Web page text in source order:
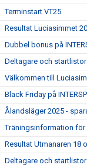
Terminstart VT25
Resultat Luciasimmet
Dubbel bonus på
Deltagare och
Välkommen till
Black Friday på
Ålandsläger 2025 -
Träningsinformation för
Resultat Utmanaren 18
Deltagare och